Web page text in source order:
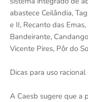
abastece Ceilândia,
e II, Recanto das
Bandeirante,
Vicente Pires, Pôr do
Dicas para uso
A Caesb sugere que a